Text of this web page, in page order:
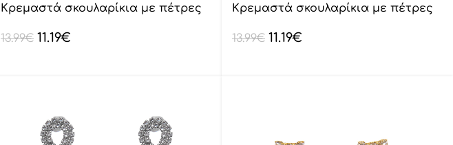
Κρεμαστά σκουλαρίκια με πέτρες
13.99€ 11.19€
Κρεμαστά σκουλαρίκια με πέτρες
13.99€ 11.19€